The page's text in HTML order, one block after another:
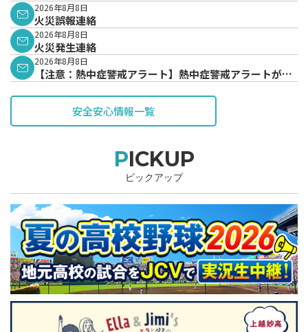
2026年8月8日
火災誤報連絡
2026年8月8日
火災発生連絡
2026年8月8日
【注意：熱中症警戒アラート】熱中症警戒アラートが発
安全安心情報一覧
PICKUP
ピックアップ